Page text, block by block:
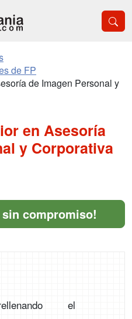
de FP
de Imagen Personal y
en Asesoría
y Corporativa
compromiso!
el